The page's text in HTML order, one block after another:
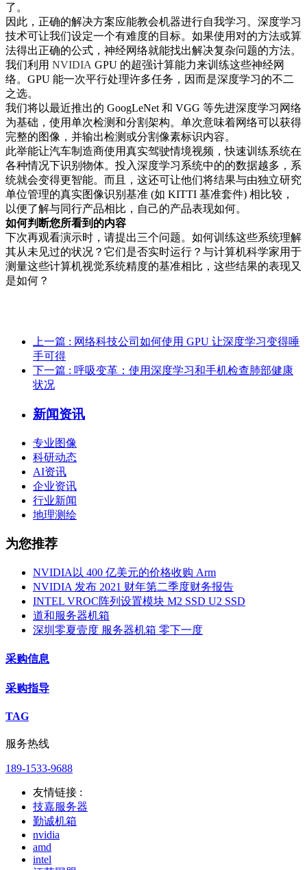
了。
因此，正确的解决方案应能教会机器进行自我学习。深度学习
技术可让我们设定一个有难度的目标。如果使用对的方法或算
法得出正确的公式，神经网络就能找出解决复杂问题的方法。
我们利用 NVIDIA GPU 的超强计算能力来训练这些神经网
络。GPU 能一次平行处理许多任务，因而是深度学习的不二
之选。
我们将以最近推出的 GoogLeNet 和 VGG 等先进深度学习网络
为基础，使用单次检测和分割架构。单次意味着网络可以获得
完整的图像，并输出检测或分割像素标识内容。
此举能让汽车制造商使用真实驾驶情境视频，快速训练系统在
各种情况下识别物体。投入深度学习系统中的的数据越多，系
统就会变得更智能。而且，这还可让他们将结果与由独立研究
单位管理的真实图像识别基准 (如 KITTI 基准套件) 相比较，
以便了解与同行产品相比，自己的产品表现如何。
如何判断您所看到的内容
下次再观看演示时，请提出三个问题。如何训练这些系统理解
其从未见过的状况？它们是否实时运行？与计算机科学家用于
测量这些计算机视觉系统精度的基准相比，这些结果的表现又
是如何？
上一篇 : 网络科技公司如何使用 GPU 让深度学习变得唾
手可得
下一篇 : 呼吸变革：使用深度学习和手机检查肺部健康
状况
新闻资讯
专业图像
科研动态
AI资讯
企业资讯
行业新闻
地理测绘
为您推荐
NVIDIA以 400 亿美元的价格收购 Arm
NVIDIA 发布 2021 财年第二季度财务报告
INTEL VROC阵列设置模块 M2 SSD U2 SSD
道和服务器机箱
深圳零夏壹度 服务器机箱 零下一度
采购信息
采购指导
TAG
服务热线
189-1533-9688
友情链接 :
技嘉服务器
勤诚机箱
nvidia
amd
intel